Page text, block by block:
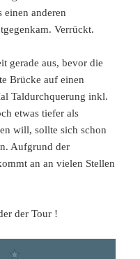
einen anderen
Verrückt.
gerade aus, bevor die
Brücke auf einen
Taldurchquerung inkl.
etwas tiefer als
will, sollte sich schon
Aufgrund der
an an vielen Stellen
der Tour !